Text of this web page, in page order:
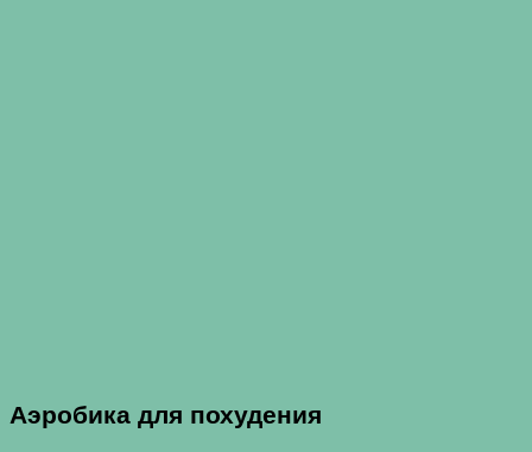
Аэробика для похудения